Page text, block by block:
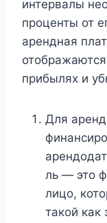
интервалы
проценты от
арендная
прибылях и
Для
ль — это
лицо,
такой как